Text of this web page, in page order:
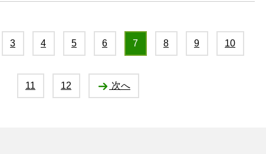
3 4 5 6 7 8 9 10
11 12 次へ